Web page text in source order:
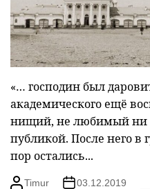
«… господин был
академического ещё
нищий, не любимый ни
публикой. После него в
пор остались...
Timur 03.12.2019